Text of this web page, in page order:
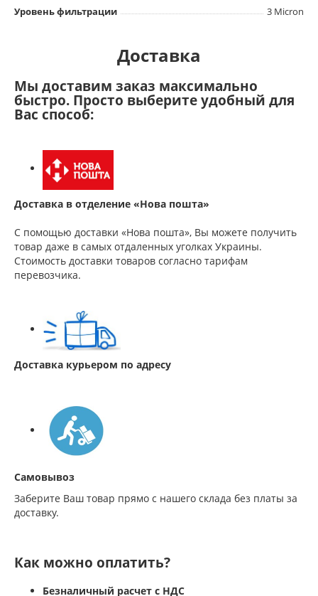
Уровень фильтрации 3 Micron
Доставка
Мы доставим заказ максимально
быстро. Просто выберите удобный для
Вас способ:
Доставка в отделение «Нова пошта»
С помощью доставки «Нова пошта», Вы можете получить
товар даже в самых отдаленных уголках Украины.
Стоимость доставки товаров согласно тарифам
перевозчика.
Доставка курьером по адресу
Самовывоз
Заберите Ваш товар прямо с нашего склада без платы за
доставку.
Как можно оплатить?
Безналичный расчет с НДС